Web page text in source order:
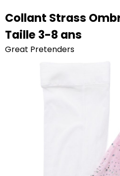
Collant Strass
Taille 3-8 ans
Great Pretenders